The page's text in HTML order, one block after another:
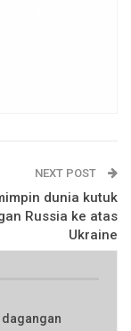
NEXT POST
dunia kutuk
Russia ke atas
Ukraine